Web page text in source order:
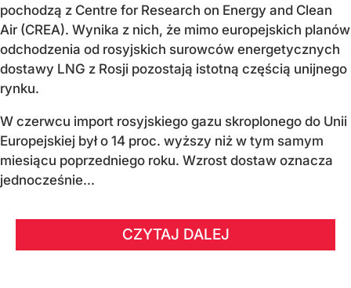
pochodzą z Centre for Research on Energy and Clean
Air (CREA). Wynika z nich, że mimo europejskich planów
odchodzenia od rosyjskich surowców energetycznych
dostawy LNG z Rosji pozostają istotną częścią unijnego
rynku.
W czerwcu import rosyjskiego gazu skroplonego do Unii
Europejskiej był o 14 proc. wyższy niż w tym samym
miesiącu poprzedniego roku. Wzrost dostaw oznacza
jednocześnie...
CZYTAJ DALEJ